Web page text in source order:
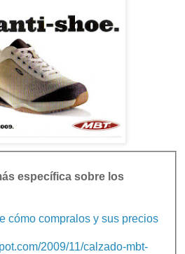
específica sobre los
cómo compralos y sus precios
2009/11/calzado-mbt-